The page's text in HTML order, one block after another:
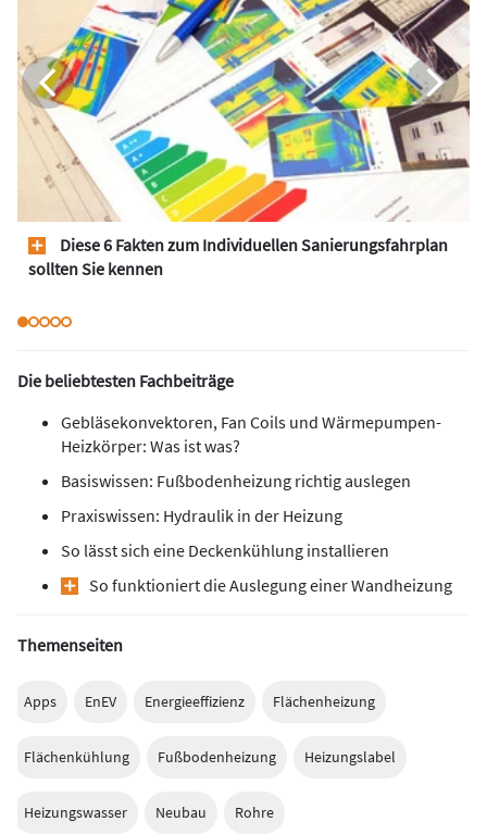
Diese 6 Fakten zum Individuellen Sanierungsfahrplan
sollten Sie kennen
Die beliebtesten Fachbeiträge
Gebläsekonvektoren, Fan Coils und Wärmepumpen-
Heizkörper: Was ist was?
Basiswissen: Fußbodenheizung richtig auslegen
Praxiswissen: Hydraulik in der Heizung
So lässt sich eine Deckenkühlung installieren
So funktioniert die Auslegung einer Wandheizung
Themenseiten
Apps EnEV Energieeffizienz Flächenheizung
Flächenkühlung Fußbodenheizung Heizungslabel
Heizungswasser Neubau Rohre